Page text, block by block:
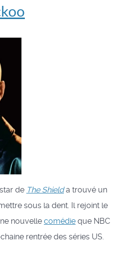
de The Shielda trouvé un
sous la dent. Il rejoint le
nouvelle comédieque NBC
rentrée des séries US.